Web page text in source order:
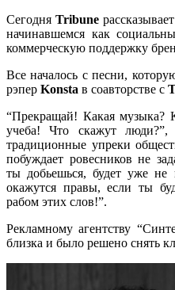
Сегодня Tribune
начинавшемся как
коммерческую поддержку
Все началось с песни,
рэпер Konsta в соавторстве с
“Прекращай! Какая музыка?
учеба! Что скажут люди?”,
традиционные упреки
побуждает ровесников не
ты добьешься, будет уже
окажутся правы, если ты
рабом этих слов!”.
Рекламному агентству
близка и было решено снять